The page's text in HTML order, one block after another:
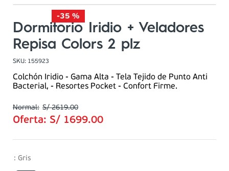
-35 %
Dormitorio Iridio + Veladores
Repisa Colors 2 plz
SKU: 155923
Colchón Iridio - Gama Alta - Tela Tejido de Punto Anti
Bacterial, - Resortes Pocket - Confort Firme.
S/ 2619.00
Oferta: S/ 1699.00
: Gris